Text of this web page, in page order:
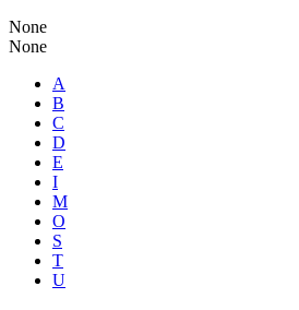
None
None
A
B
C
D
E
I
M
O
S
T
U